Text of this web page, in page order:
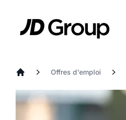
JD
Offres d'emploi